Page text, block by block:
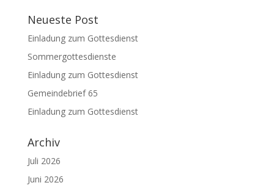
Neueste Post
Einladung zum Gottesdienst
Sommergottesdienste
Einladung zum Gottesdienst
Gemeindebrief 65
Einladung zum Gottesdienst
Archiv
Juli 2026
Juni 2026